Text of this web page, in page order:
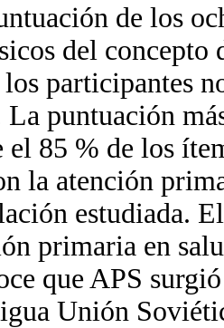
de los
del
participantes
puntuación
el 85 % de los
la atención
estudiada.
primaria en
que APS
Unión